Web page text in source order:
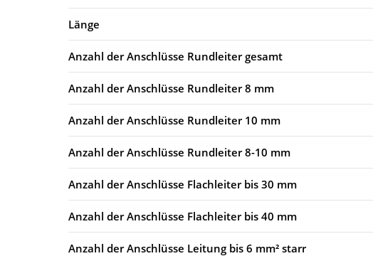
Länge
Anzahl der Anschlüsse Rundleiter gesamt
Anzahl der Anschlüsse Rundleiter 8 mm
Anzahl der Anschlüsse Rundleiter 10 mm
Anzahl der Anschlüsse Rundleiter 8-10 mm
Anzahl der Anschlüsse Flachleiter bis 30 mm
Anzahl der Anschlüsse Flachleiter bis 40 mm
Anzahl der Anschlüsse Leitung bis 6 mm² starr